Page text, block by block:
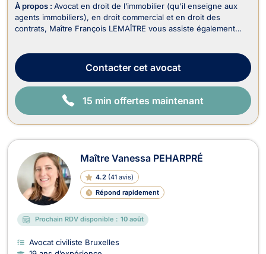
À propos : Avocat en droit de l’immobilier (qu'il enseigne aux
agents immobiliers), en droit commercial et en droit des
contrats, Maître François LEMAÎTRE vous assiste également
matière de baux portant sur...
Contactercet avocat
15 min offertes maintenant
Maître Vanessa PEHARPRÉ
4.2 (41 avis)
Répond rapidement
Prochain RDV disponible : 10 août
Avocat civiliste Bruxelles